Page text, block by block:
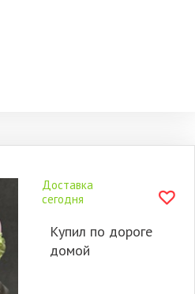
Доставка
сегодня
Купил по дороге
домой